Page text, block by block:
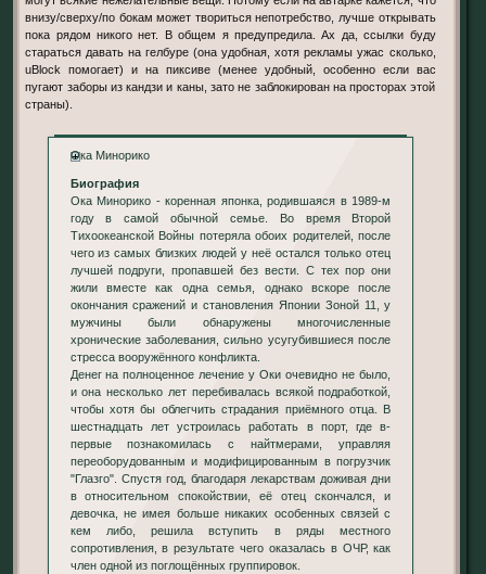
внизу/сверху/по бокам может твориться непотребство, лучше открывать
пока рядом никого нет. В общем я предупредила. Ах да, ссылки буду
стараться давать на гелбуре (она удобная, хотя рекламы ужас сколько,
uBlock помогает) и на пиксиве (менее удобный, особенно если вас
пугают заборы из кандзи и каны, зато не заблокирован на просторах этой
страны).
Ока Минорико
Биография
Ока Минорико - коренная японка, родившаяся в 1989-м
году в самой обычной семье. Во время Второй
Тихоокеанской Войны потеряла обоих родителей, после
чего из самых близких людей у неё остался только отец
лучшей подруги, пропавшей без вести. С тех пор они
жили вместе как одна семья, однако вскоре после
окончания сражений и становления Японии Зоной 11, у
мужчины были обнаружены многочисленные
хронические заболевания, сильно усугубившиеся после
стресса вооружённого конфликта.
Денег на полноценное лечение у Оки очевидно не было,
и она несколько лет перебивалась всякой подработкой,
чтобы хотя бы облегчить страдания приёмного отца. В
шестнадцать лет устроилась работать в порт, где в-
первые познакомилась с найтмерами, управляя
переоборудованным и модифицированным в погрузчик
"Глазго". Спустя год, благодаря лекарствам доживая дни
в относительном спокойствии, её отец скончался, и
девочка, не имея больше никаких особенных связей с
кем либо, решила вступить в ряды местного
сопротивления, в результате чего оказалась в ОЧР, как
член одной из поглощённых группировок.